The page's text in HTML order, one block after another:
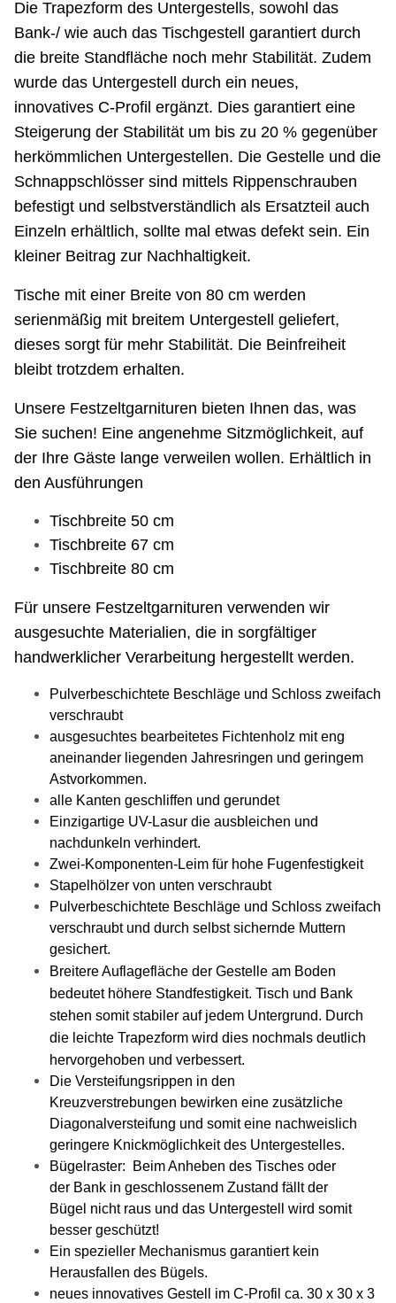
Die Trapezform des Untergestells, sowohl das
Bank-/ wie auch das Tischgestell garantiert durch
die breite Standfläche noch mehr Stabilität. Zudem
wurde das Untergestell durch ein neues,
innovatives C-Profil ergänzt. Dies garantiert eine
Steigerung der Stabilität um bis zu 20 % gegenüber
herkömmlichen Untergestellen. Die Gestelle und die
Schnappschlösser sind mittels Rippenschrauben
befestigt und selbstverständlich als Ersatzteil auch
Einzeln erhältlich, sollte mal etwas defekt sein. Ein
kleiner Beitrag zur Nachhaltigkeit.
Tische mit einer Breite von 80 cm werden
serienmäßig mit breitem Untergestell geliefert,
dieses sorgt für mehr Stabilität. Die Beinfreiheit
bleibt trotzdem erhalten.
Unsere Festzeltgarnituren bieten Ihnen das, was
Sie suchen! Eine angenehme Sitzmöglichkeit, auf
der Ihre Gäste lange verweilen wollen. Erhältlich in
den Ausführungen
Tischbreite 50 cm
Tischbreite 67 cm
Tischbreite 80 cm
Für unsere Festzeltgarnituren verwenden wir
ausgesuchte Materialien, die in sorgfältiger
handwerklicher Verarbeitung hergestellt werden.
Pulverbeschichtete Beschläge und Schloss zweifach
verschraubt
ausgesuchtes bearbeitetes Fichtenholz mit eng
aneinander liegenden Jahresringen und geringem
Astvorkommen.
alle Kanten geschliffen und gerundet
Einzigartige UV-Lasur die ausbleichen und
nachdunkeln verhindert.
Zwei-Komponenten-Leim für hohe Fugenfestigkeit
Stapelhölzer von unten verschraubt
Pulverbeschichtete Beschläge und Schloss zweifach
verschraubt und durch selbst sichernde Muttern
gesichert.
Breitere Auflagefläche der Gestelle am Boden
bedeutet höhere Standfestigkeit. Tisch und Bank
stehen somit stabiler auf jedem Untergrund. Durch
die leichte Trapezform wird dies nochmals deutlich
hervorgehoben und verbessert.
Die Versteifungsrippen in den
Kreuzverstrebungen bewirken eine zusätzliche
Diagonalversteifung und somit eine nachweislich
geringere Knickmöglichkeit des Untergestelles.
Bügelraster: Beim Anheben des Tisches oder
der Bank in geschlossenem Zustand fällt der
Bügel nicht raus und das Untergestell wird somit
besser geschützt!
Ein spezieller Mechanismus garantiert kein
Herausfallen des Bügels.
neues innovatives Gestell im C-Profil ca. 30 x 30 x 3